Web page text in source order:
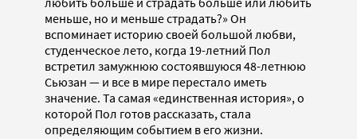
меньше, но и меньше страдать?» Он
вспоминает историю своей большой любви,
студенческое лето, когда 19-летний Пол
встретил замужнюю состоявшуюся 48-летнюю
Сьюзан — и все в мире перестало иметь
значение. Та самая «единственная история», о
которой Пол готов рассказать, стала
определяющим событием в его жизни.